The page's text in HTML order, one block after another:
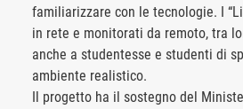
familiarizzare con le tecnologie. I
in rete e monitorati da remoto, tra
anche a studentesse e studenti di
ambiente realistico.
Il progetto ha il sostegno del